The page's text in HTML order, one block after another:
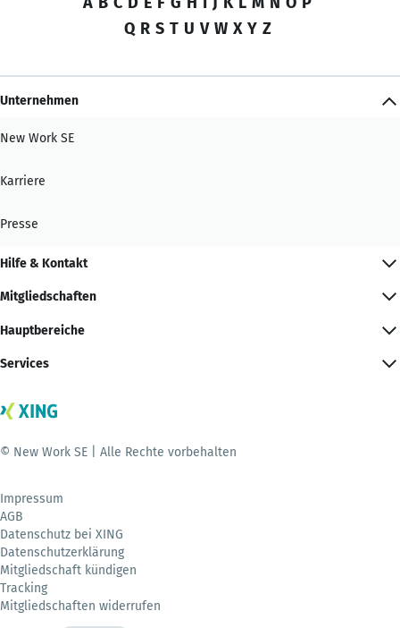
Q R S T U V W X Y Z
Unternehmen
New Work SE
Karriere
Presse
Hilfe & Kontakt
Mitgliedschaften
Hauptbereiche
Services
© New Work SE | Alle Rechte vorbehalten
Impressum
AGB
Datenschutz bei XING
Datenschutzerklärung
Mitgliedschaft kündigen
Tracking
Mitgliedschaften widerrufen